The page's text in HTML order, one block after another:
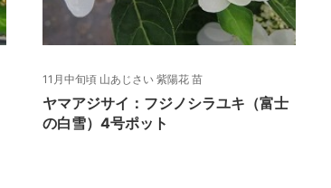
11月中旬頃 山あじさい 紫陽花 苗
ヤマアジサイ：フジノシラユキ（富士
の白雪）4号ポット